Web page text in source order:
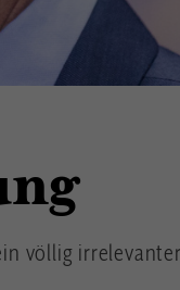
völlig irrelevanter